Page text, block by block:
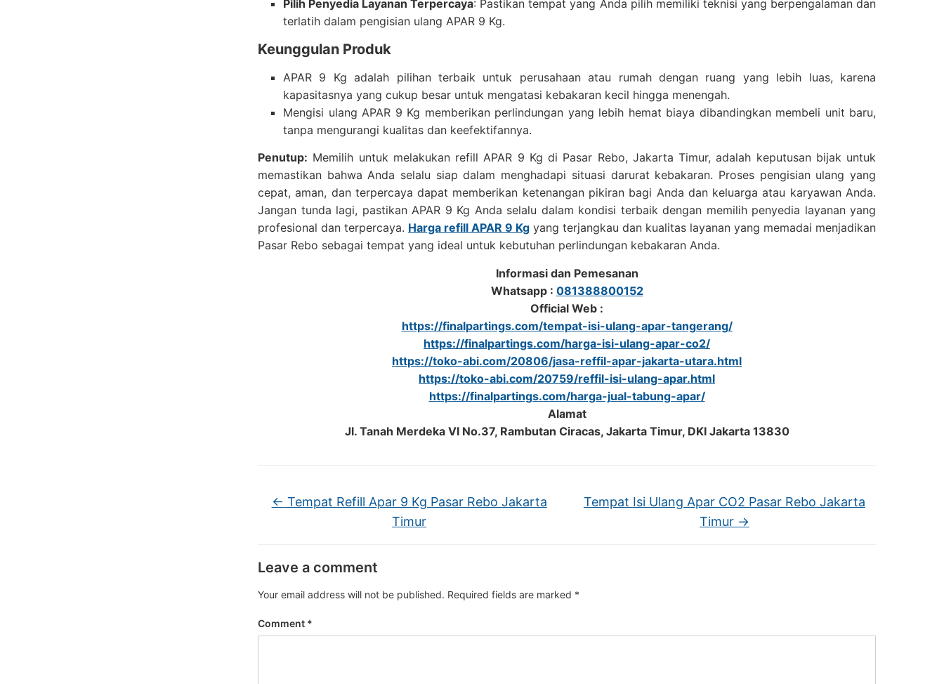
Pilih Penyedia Layanan Terpercaya: Pastikan tempat yang Anda pilih memiliki teknisi yang berpengalaman dan
terlatih dalam pengisian ulang APAR 9 Kg.
Keunggulan Produk
APAR 9 Kg adalah pilihan terbaik untuk perusahaan atau rumah dengan ruang yang lebih luas, karena
kapasitasnya yang cukup besar untuk mengatasi kebakaran kecil hingga menengah.
Mengisi ulang APAR 9 Kg memberikan perlindungan yang lebih hemat biaya dibandingkan membeli unit baru,
tanpa mengurangi kualitas dan keefektifannya.
Penutup: Memilih untuk melakukan refill APAR 9 Kg di Pasar Rebo, Jakarta Timur, adalah keputusan bijak untuk
memastikan bahwa Anda selalu siap dalam menghadapi situasi darurat kebakaran. Proses pengisian ulang yang
cepat, aman, dan terpercaya dapat memberikan ketenangan pikiran bagi Anda dan keluarga atau karyawan Anda.
Jangan tunda lagi, pastikan APAR 9 Kg Anda selalu dalam kondisi terbaik dengan memilih penyedia layanan yang
profesional dan terpercaya. Harga refill APAR 9 Kg yang terjangkau dan kualitas layanan yang memadai menjadikan
Pasar Rebo sebagai tempat yang ideal untuk kebutuhan perlindungan kebakaran Anda.
Informasi dan Pemesanan
Whatsapp : 081388800152
Official Web :
https://finalpartings.com/tempat-isi-ulang-apar-tangerang/
https://finalpartings.com/harga-isi-ulang-apar-co2/
https://toko-abi.com/20806/jasa-reffil-apar-jakarta-utara.html
https://toko-abi.com/20759/reffil-isi-ulang-apar.html
https://finalpartings.com/harga-jual-tabung-apar/
Alamat
Jl. Tanah Merdeka VI No.37, Rambutan Ciracas, Jakarta Timur, DKI Jakarta 13830
← Tempat Refill Apar 9 Kg Pasar Rebo Jakarta
Timur
Tempat Isi Ulang Apar CO2 Pasar Rebo Jakarta
Timur →
Leave a comment
Your email address will not be published. Required fields are marked *
Comment *